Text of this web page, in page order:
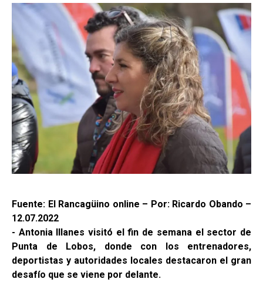
Fuente: El Rancagüino online – Por: Ricardo Obando –
12.07.2022
- Antonia Illanes visitó el fin de semana el sector de
Punta de Lobos, donde con los entrenadores,
deportistas y autoridades locales destacaron el gran
desafío que se viene por delante.